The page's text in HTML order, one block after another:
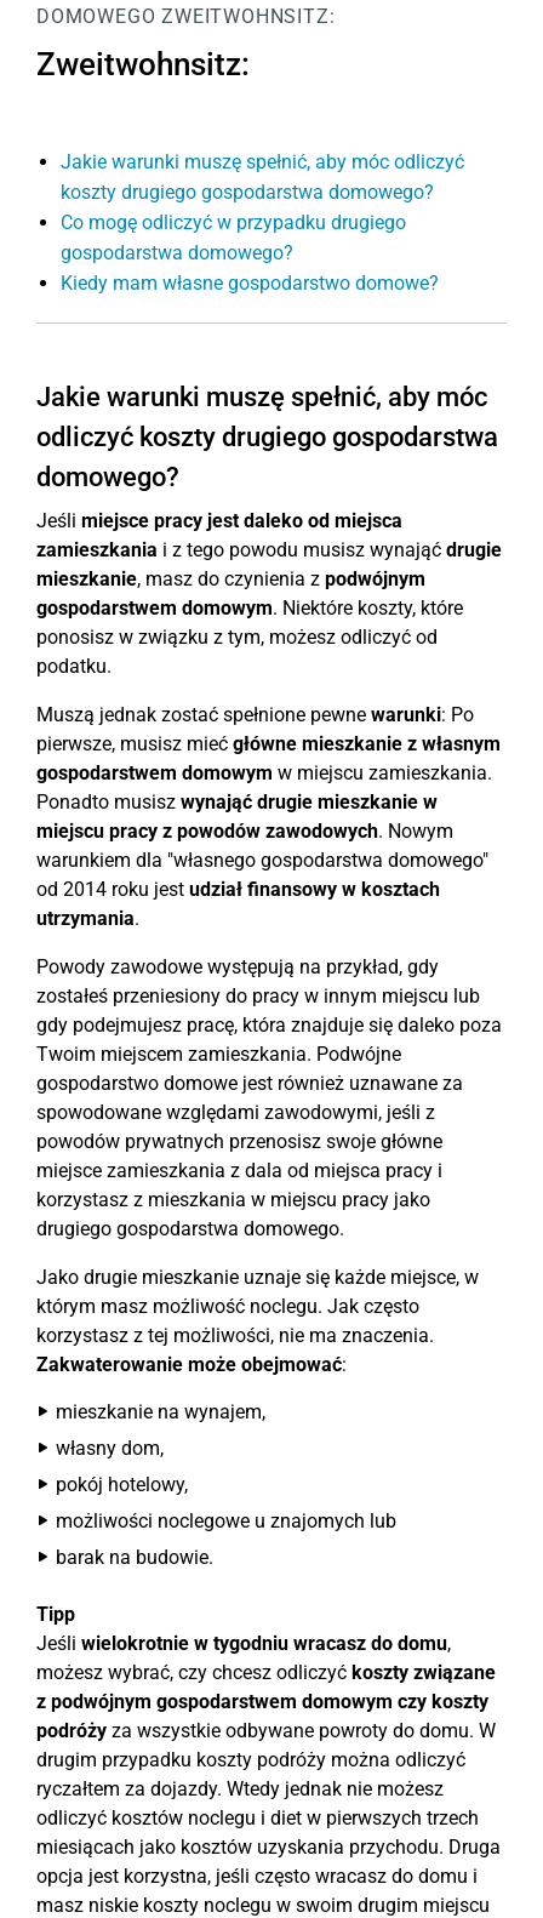
DOMOWEGO ZWEITWOHNSITZ:
Zweitwohnsitz:
Jakie warunki muszę spełnić, aby móc odliczyć
koszty drugiego gospodarstwa domowego?
Co mogę odliczyć w przypadku drugiego
gospodarstwa domowego?
Kiedy mam własne gospodarstwo domowe?
Jakie warunki muszę spełnić, aby móc
odliczyć koszty drugiego gospodarstwa
domowego?
Jeśli miejsce pracy jest daleko od miejsca
zamieszkania i z tego powodu musisz wynająć drugie
mieszkanie, masz do czynienia z podwójnym
gospodarstwem domowym. Niektóre koszty, które
ponosisz w związku z tym, możesz odliczyć od
podatku.
Muszą jednak zostać spełnione pewne warunki: Po
pierwsze, musisz mieć główne mieszkanie z własnym
gospodarstwem domowym w miejscu zamieszkania.
Ponadto musisz wynająć drugie mieszkanie w
miejscu pracy z powodów zawodowych. Nowym
warunkiem dla "własnego gospodarstwa domowego"
od 2014 roku jest udział finansowy w kosztach
utrzymania.
Powody zawodowe występują na przykład, gdy
zostałeś przeniesiony do pracy w innym miejscu lub
gdy podejmujesz pracę, która znajduje się daleko poza
Twoim miejscem zamieszkania. Podwójne
gospodarstwo domowe jest również uznawane za
spowodowane względami zawodowymi, jeśli z
powodów prywatnych przenosisz swoje główne
miejsce zamieszkania z dala od miejsca pracy i
korzystasz z mieszkania w miejscu pracy jako
drugiego gospodarstwa domowego.
Jako drugie mieszkanie uznaje się każde miejsce, w
którym masz możliwość noclegu. Jak często
korzystasz z tej możliwości, nie ma znaczenia.
Zakwaterowanie może obejmować:
mieszkanie na wynajem,
własny dom,
pokój hotelowy,
możliwości noclegowe u znajomych lub
barak na budowie.
Tipp
Jeśli wielokrotnie w tygodniu wracasz do domu,
możesz wybrać, czy chcesz odliczyć koszty związane
z podwójnym gospodarstwem domowym czy koszty
podróży za wszystkie odbywane powroty do domu. W
drugim przypadku koszty podróży można odliczyć
ryczałtem za dojazdy. Wtedy jednak nie możesz
odliczyć kosztów noclegu i diet w pierwszych trzech
miesiącach jako kosztów uzyskania przychodu. Druga
opcja jest korzystna, jeśli często wracasz do domu i
masz niskie koszty noclegu w swoim drugim miejscu